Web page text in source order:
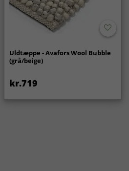
Uldtæppe - Avafors Wool Bubble
(grå/beige)
kr.719